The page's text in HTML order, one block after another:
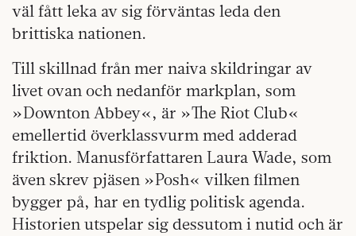
väl fått leka av sig förväntas leda den
brittiska nationen.
Till skillnad från mer naiva skildringar av
livet ovan och nedanför markplan, som
»Downton Abbey«, är »The Riot Club«
emellertid överklassvurm med adderad
friktion. Manusförfattaren Laura Wade, som
även skrev pjäsen »Posh« vilken filmen
bygger på, har en tydlig politisk agenda.
Historien utspelar sig dessutom i nutid och är